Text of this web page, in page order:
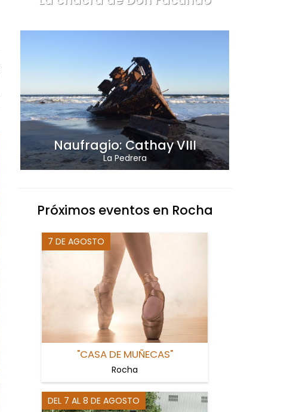
Naufragio: Cathay VIII
La Pedrera
Próximos eventos en Rocha
7 DE AGOSTO
"CASA DE MUÑECAS"
Rocha
DEL 7 AL 8 DE AGOSTO